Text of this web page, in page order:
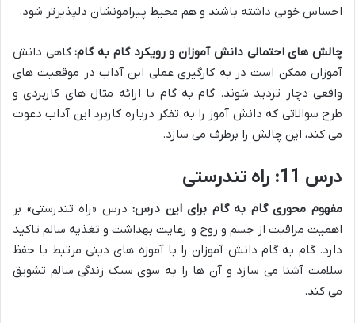
احساس خوبی داشته باشند و هم محیط پیرامونشان دلپذیرتر شود.
چالش های احتمالی دانش آموزان و رویکرد گام به گام:گاهی دانش
آموزان ممکن است در به کارگیری عملی این آداب در موقعیت های
واقعی دچار تردید شوند. گام به گام با ارائه مثال های کاربردی و
طرح سوالاتی که دانش آموز را به تفکر درباره کاربرد این آداب دعوت
می کند، این چالش را برطرف می سازد.
درس 11: راه تندرستی
مفهوم محوری گام به گام برای این درس:درس «راه تندرستی» بر
اهمیت مراقبت از جسم و روح و رعایت بهداشت و تغذیه سالم تاکید
دارد. گام به گام دانش آموزان را با آموزه های دینی مرتبط با حفظ
سلامت آشنا می سازد و آن ها را به سوی سبک زندگی سالم تشویق
می کند.